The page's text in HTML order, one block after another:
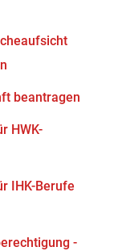
beantragen
HWK-
IHK-Berufe
-